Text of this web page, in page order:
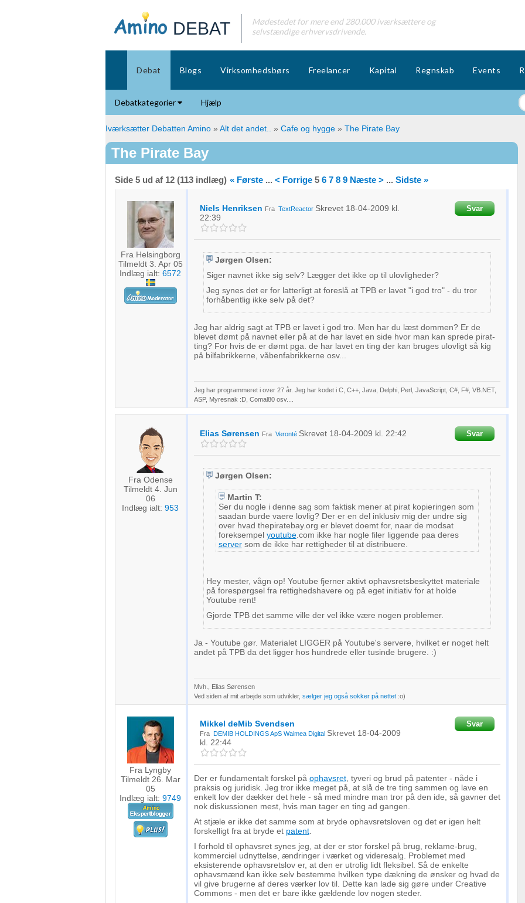
DEBAT
Mødestedet for mere end 280.000 iværksættere og
selvstændige erhvervsdrivende.
Debat Blogs Virksomhedsbørs Freelancer Kapital Regnskab Events
Debatkategorier Hjælp
Iværksætter Debatten Amino » Alt det andet.. » Cafe og hygge » The Pirate Bay
The Pirate Bay
Side 5 ud af 12 (113 indlæg) « Første ... < Forrige 5 6 7 8 9 Næste > ... Sidste »
Fra Helsingborg
Tilmeldt 3. Apr 05
Indlæg ialt: 6572
Niels Henriksen Fra TextReactor Skrevet 18-04-2009 kl.
22:39
Svar
Jørgen Olsen:
Siger navnet ikke sig selv? Lægger det ikke op til ulovligheder?
Jeg synes det er for latterligt at foreslå at TPB er lavet "i god tro" - du tror
forhåbentlig ikke selv på det?
Jeg har aldrig sagt at TPB er lavet i god tro. Men har du læst dommen? Er de
blevet dømt på navnet eller på at de har lavet en side hvor man kan sprede pirat-
ting? For hvis de er dømt pga. de har lavet en ting der kan bruges ulovligt så kig
på bilfabrikkerne, våbenfabrikkerne osv...
Jeg har programmeret i over 27 år. Jeg har kodet i C, C++, Java, Delphi, Perl, JavaScript, C#, F#, VB.NET,
ASP, Myresnak :D, Comal80 osv....
Fra Odense
Tilmeldt 4. Jun
06
Indlæg ialt: 953
Elias Sørensen Fra Veronté Skrevet 18-04-2009 kl. 22:42 Svar
Jørgen Olsen:
Martin T:
Ser du nogle i denne sag som faktisk mener at pirat kopieringen som
saadan burde vaere lovlig? Der er en del inklusiv mig der undre sig
over hvad thepiratebay.org er blevet doemt for, naar de modsat
foreksempel youtube.com ikke har nogle filer liggende paa deres
serversom de ikke har rettigheder til at distribuere.
Hey mester, vågn op! Youtube fjerner aktivt ophavsretsbeskyttet materiale
på forespørgsel fra rettighedshavere og på eget initiativ for at holde
Youtube rent!
Gjorde TPB det samme ville der vel ikke være nogen problemer.
Ja - Youtube gør. Materialet LIGGER på Youtube's servere, hvilket er noget helt
andet på TPB da det ligger hos hundrede eller tusinde brugere. :)
Mvh., Elias Sørensen
Ved siden af mit arbejde som udvikler, sælger jeg også sokker på nettet:o)
Fra Lyngby
Tilmeldt 26. Mar
05
Indlæg ialt: 9749
Mikkel deMib Svendsen
Fra DEMIB HOLDINGS ApS Waimea Digital Skrevet 18-04-2009
kl. 22:44
Svar
Der er fundamentalt forskel på ophavsret, tyveri og brud på patenter - nåde i
praksis og juridisk. Jeg tror ikke meget på, at slå de tre ting sammen og lave en
enkelt lov der dækker det hele - så med mindre man tror på den ide, så gavner det
nok diskussionen mest, hvis man tager en ting ad gangen.
At stjæle er ikke det samme som at bryde ophavsretsloven og det er igen helt
forskelligt fra at bryde et patent.
I forhold til ophavsret synes jeg, at der er stor forskel på brug, reklame-brug,
kommerciel udnyttelse, ændringer i værket og videresalg. Problemet med
eksisterende ophavsretslov er, at den er utrolig lidt fleksibel. Så de enkelte
ophavsmænd kan ikke selv bestemme hvilken type dækning de ønsker og hvad de
vil give brugerne af deres værker lov til. Dette kan lade sig gøre under Creative
Commons - men det er bare ikke gældende lov nogen steder.